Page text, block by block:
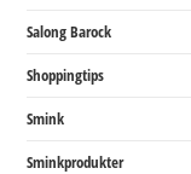
Salong Barock
Shoppingtips
Smink
Sminkprodukter